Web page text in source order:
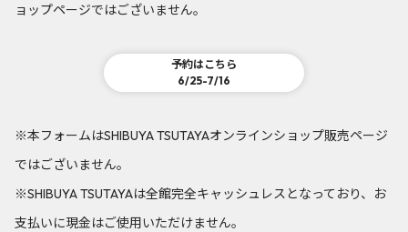
ョップページではございません。
予約はこちら
6/25-7/16
※本フォームはSHIBUYA TSUTAYAオンラインショップ販売ページ
ではございません。
※SHIBUYA TSUTAYAは全館完全キャッシュレスとなっており、お
支払いに現金はご使用いただけません。